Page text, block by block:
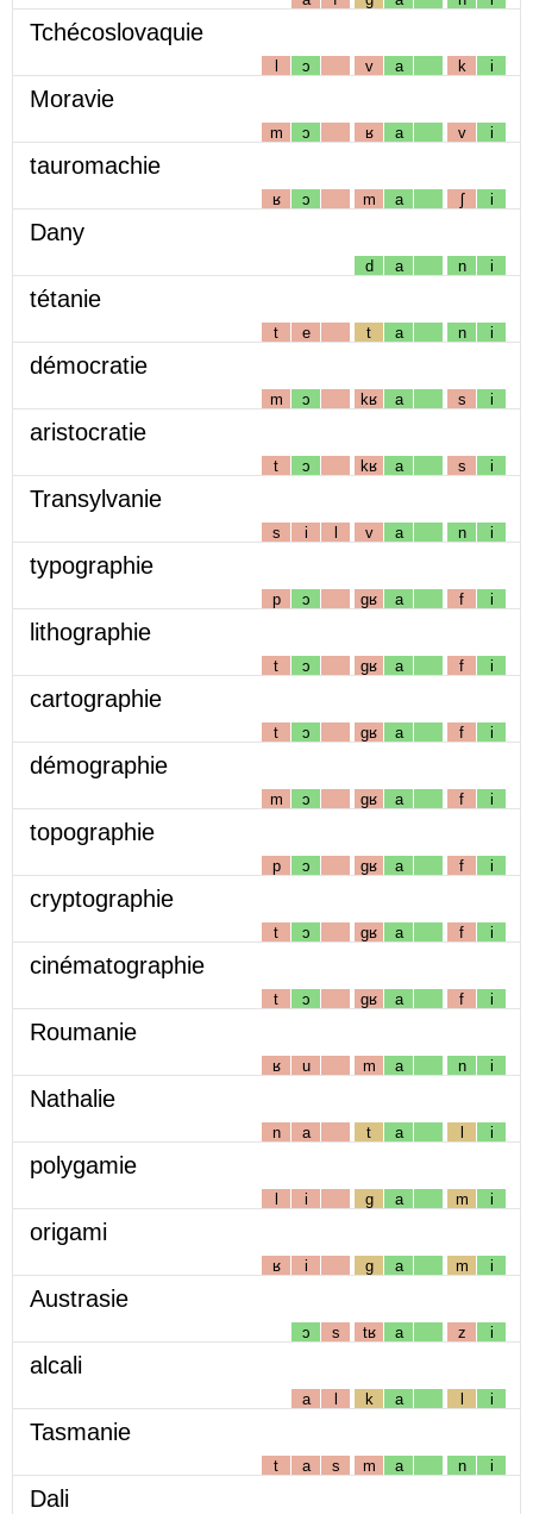
Tchécoslovaquie
l ɔ v a k i
Moravie
m ɔ ʁ a v i
tauromachie
ʁ ɔ m a ʃ i
Dany
d a n i
tétanie
t e t a n i
démocratie
m ɔ kʁ a s i
aristocratie
t ɔ kʁ a s i
Transylvanie
s i l v a n i
typographie
p ɔ gʁ a f i
lithographie
t ɔ gʁ a f i
cartographie
t ɔ gʁ a f i
démographie
m ɔ gʁ a f i
topographie
p ɔ gʁ a f i
cryptographie
t ɔ gʁ a f i
cinématographie
t ɔ gʁ a f i
Roumanie
ʁ u m a n i
Nathalie
n a t a l i
polygamie
l i g a m i
origami
ʁ i g a m i
Austrasie
ɔ s tʁ a z i
alcali
a l k a l i
Tasmanie
t a s m a n i
Dali